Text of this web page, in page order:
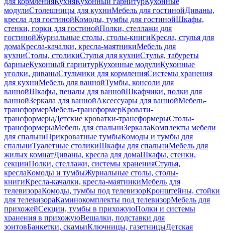
модулиСтолешницы для кухниМебель для гостинойДиваны,
кресла для гостинойКомоды, тумбы для гостинойШкафы,
стенки, горки для гостинойПолки, стеллажи для
гостинойЖурнальные столы, столы-книгиКресла, стулья для
домаКресла-качалки, кресла-маятникиМебель для
кухниСтолы, столикиСтулья для кухниСтулья, табуреты
барныеКухонный гарнитурКухонные модулиКухонные
уголки, диваныСтульчики для кормленияСистемы хранения
для кухниМебель для ваннойТумбы, консоли для
ваннойШкафы, пеналы для ваннойШкафчики, полки для
ваннойЗеркала для ваннойАксессуары для ваннойМебель-
трансформерМебель-трансформерКровати-
трансформерыДетские кроватки-трансформерыСтолы-
трансформерыМебель для спальниЗеркалаКомплекты мебели
для спальниПрикроватные тумбыКомоды и тумбы для
спальниТуалетные столикиШкафы для спальниМебель для
жилых комнатДиваны, кресла для домаШкафы, стенки,
секцииПолки, стеллажи, системы храненияСтулья,
креслаКомоды и тумбыЖурнальные столы, столы-
книгиКресла-качалки, кресла-маятникиМебель для
телевизораКомоды, тумбы под телевизорКронштейны, стойки
для телевизораКаминокомплекты под телевизорМебель для
прихожейСекции, тумбы в прихожуюПолки и системы
хранения в прихожуюВешалки, подставки для
зонтовБанкетки, скамьиКлючницы, газетницыДетская